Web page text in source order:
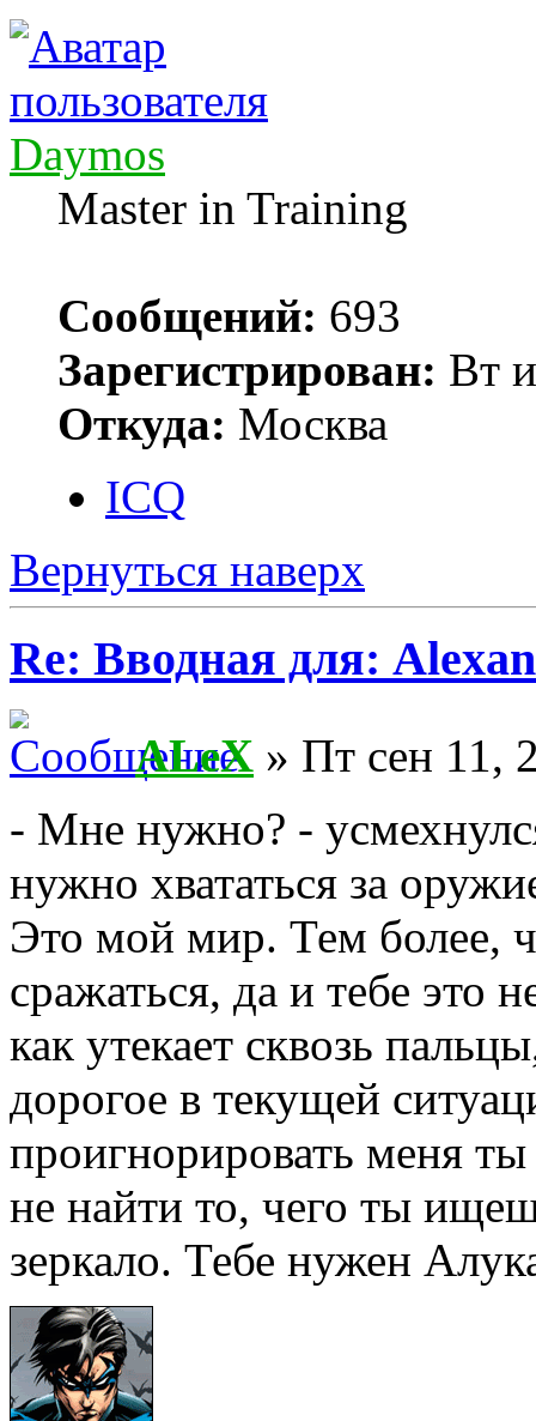
Daymos
Master in Training
Сообщений: 693
Зарегистрирован: Вт
Откуда: Москва
ICQ
Вернуться наверх
Re: Вводная для:
ALeX » Пт сен 11,
- Мне нужно? -
нужно хвататься за
Это мой мир. Тем более,
сражаться, да и тебе
как утекает сквозь
дорогое в текущей
проигнорировать меня
не найти то, чего ты
зеркало. Тебе нужен